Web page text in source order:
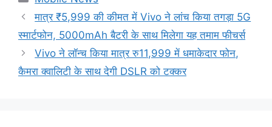
मात्र ₹5,999 की कीमत में Vivo ने लांच किया तगड़ा 5G
स्मार्टफोन, 5000mAh बैटरी के साथ मिलेगा यह तमाम फीचर्स
Vivo ने लॉन्च किया मात्र रु11,999 में धमाकेदार फोन,
कैमरा क्वालिटी के साथ देगी DSLR को टक्कर